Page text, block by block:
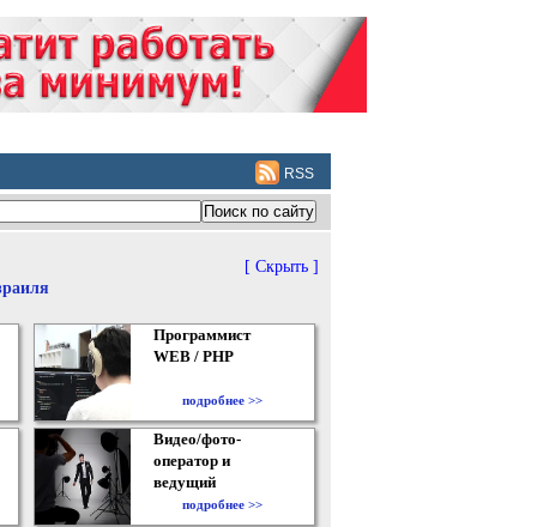
RSS
[ Скрыть ]
Программист
WEB / PHP
подробнее >>
Видео/фото-
оператор и
ведущий
подробнее >>